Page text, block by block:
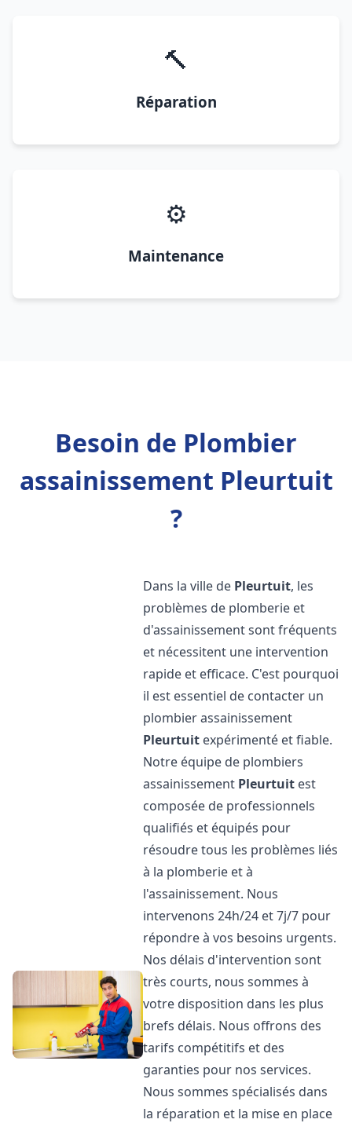
🔨
Réparation
⚙️
Maintenance
Besoin de Plombier
assainissement Pleurtuit
?
Dans la ville de Pleurtuit, les
problèmes de plomberie et
d'assainissement sont fréquents
et nécessitent une intervention
rapide et efficace. C'est pourquoi
il est essentiel de contacter un
plombier assainissement
Pleurtuit expérimenté et fiable.
Notre équipe de plombiers
assainissement Pleurtuit est
composée de professionnels
qualifiés et équipés pour
résoudre tous les problèmes liés
à la plomberie et à
l'assainissement. Nous
intervenons 24h/24 et 7j/7 pour
répondre à vos besoins urgents.
Nos délais d'intervention sont
très courts, nous sommes à
votre disposition dans les plus
brefs délais. Nous offrons des
tarifs compétitifs et des
garanties pour nos services.
Nous sommes spécialisés dans
la réparation et la mise en place